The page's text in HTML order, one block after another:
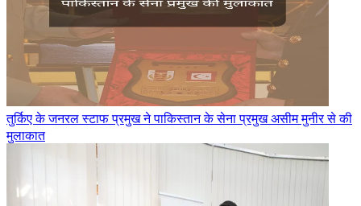
तुर्किए के जनरल स्टाफ प्रमुख ने पाकिस्तान के सेना प्रमुख असीम मुनीर से की
मुलाकात